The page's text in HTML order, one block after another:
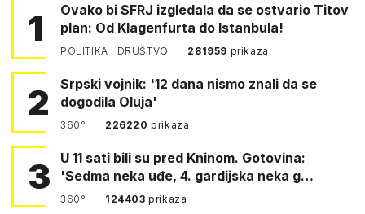
1
Ovako bi SFRJ izgledala da se ostvario Titov
plan: Od Klagenfurta do Istanbula!
POLITIKA I DRUŠTVO 281959 prikaza
2
Srpski vojnik: '12 dana nismo znali da se
dogodila Oluja'
360° 226220prikaza
3
U 11 sati bili su pred Kninom. Gotovina:
'Sedma neka uđe, 4. gardijska neka g…
360° 124403prikaza